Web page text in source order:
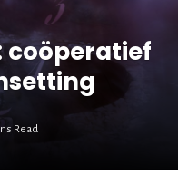
coöperatief
Read